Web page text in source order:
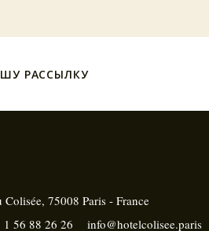
РАССЫЛКУ
Colisée, 75008 Paris - France
1 56 88 26 26 info@hotelcolisee.paris